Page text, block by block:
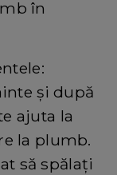
în
și după
ajuta la
la plumb.
să spălați